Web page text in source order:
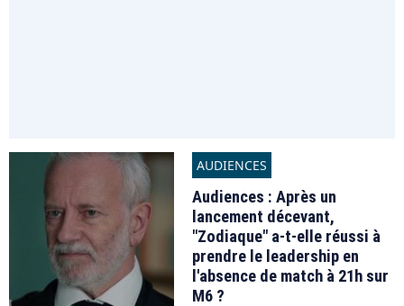
AUDIENCES
Audiences : Après un
lancement décevant,
"Zodiaque" a-t-elle réussi à
prendre le leadership en
l'absence de match à 21h sur
M6 ?